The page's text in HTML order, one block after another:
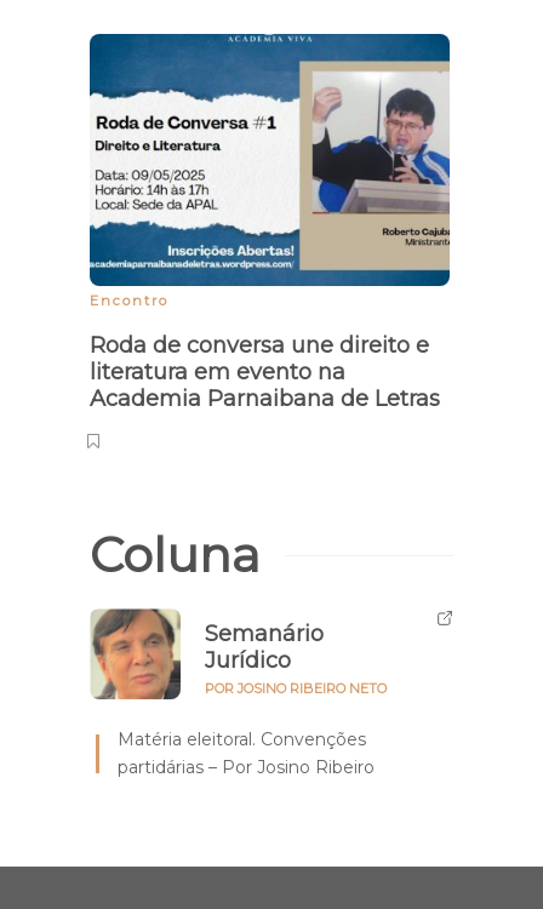
Encontro
Roda de conversa une direito e
literatura em evento na
Academia Parnaibana de Letras
Coluna
Semanário
Jurídico
POR JOSINO RIBEIRO NETO
Matéria eleitoral. Convenções
partidárias – Por Josino Ribeiro